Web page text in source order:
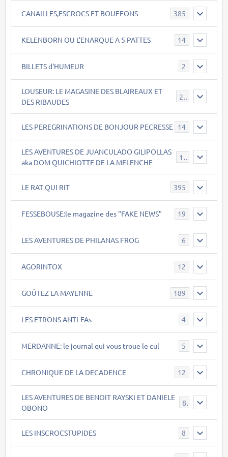
CANAILLES,ESCROCS ET BOUFFONS 385
KELENBORN OU L'ENARQUE A 5 PATTES 14
BILLETS d'HUMEUR 2
LOUSEUR: LE MAGASINE DES BLAIREAUX ET
DES RIBAUDES
21
LES PEREGRINATIONS DE BONJOUR PECRESSE 14
LES AVENTURES DE JUANCULADO GILIPOLLAS
aka DOM QUICHIOTTE DE LA MELENCHE
119
LE RAT QUI RIT 395
FESSEBOUSE:le magazine des "FAKE NEWS" 19
LES AVENTURES DE PHILANAS FROG 6
AGORINTOX 12
GOÛTEZ LA MAYENNE 189
LES ETRONS ANTI-FAs 4
MERDANNE: le journal qui vous troue le cul 5
CHRONIQUE DE LA DECADENCE 12
LES AVENTURES DE BENOIT RAYSKI ET DANIELE
OBONO
8
LES INSCROCSTUPIDES 8